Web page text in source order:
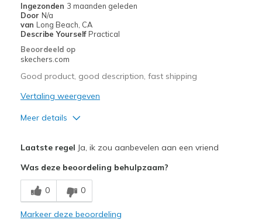
Going Out
Sizing
Feels true to size
View On Shoes
I'm Into Shoes
Ingezonden 3 maanden geleden
Door N/a
van Long Beach, CA
Describe Yourself Practical
Beoordeeld op
skechers.com
Good product, good description, fast shipping
Vertaling weergeven
Meer details
Comfortable
Durable
Laatste regel Ja, ik zou aanbevelen aan een vriend
Was deze beoordeling behulpzaam?
0 0
Markeer deze beoordeling